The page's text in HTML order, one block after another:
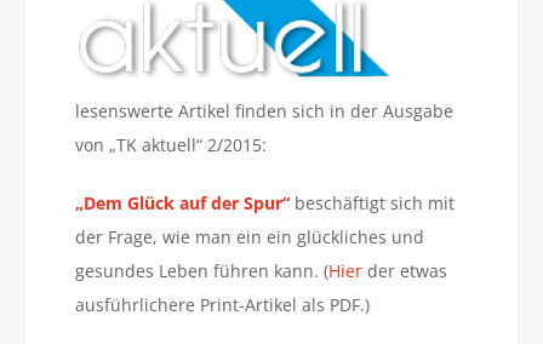
lesenswerte Artikel finden sich in der Ausgabe
von „TK aktuell“ 2/2015:
„Dem Glück auf der Spur“ beschäftigt sich mit
der Frage, wie man ein ein glückliches und
gesundes Leben führen kann. (Hierder etwas
ausführlichere Print-Artikel als PDF.)